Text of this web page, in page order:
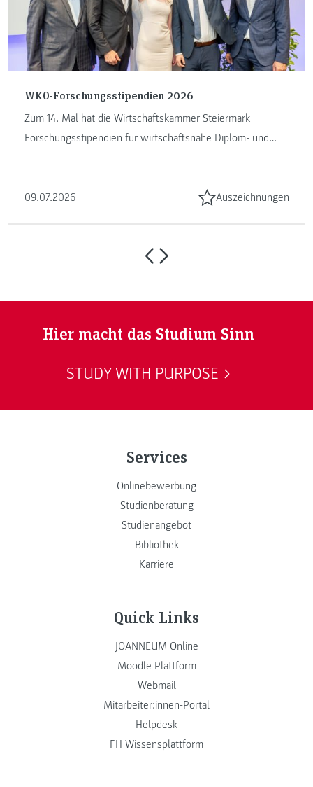
WKO-Forschungsstipendien 2026
Zum 14. Mal hat die Wirtschaftskammer Steiermark
Forschungsstipendien für wirtschaftsnahe Diplom- und
09.07.2026 Auszeichnungen
Hier macht das Studium Sinn
STUDY WITH PURPOSE
Services
Onlinebewerbung
Studienberatung
Studienangebot
Bibliothek
Karriere
Quick Links
JOANNEUM Online
Moodle Plattform
Webmail
Mitarbeiter:innen-Portal
Helpdesk
FH Wissensplattform